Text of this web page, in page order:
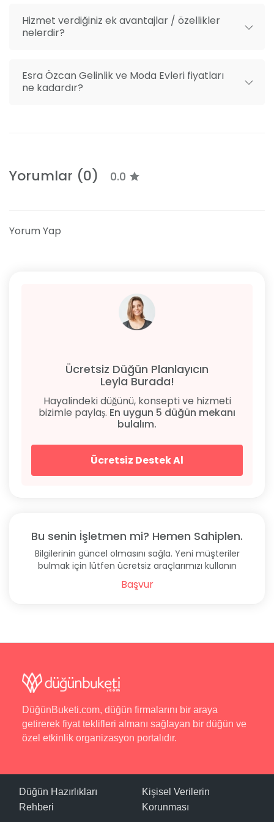
Burger King Karşı Çaprazı) Kadıköy/ İstanbul.
Hizmet verdiğiniz ek avantajlar / özellikler
nelerdir?
Esra Özcan Gelinlik ve Moda Evleri fiyatları
ne kadardır?
Yorumlar (0) 0.0
Yorum Yap
Ücretsiz Düğün Planlayıcın
Leyla Burada!
Hayalindeki düğünü, konsepti ve hizmeti
bizimle paylaş. En uygun 5 düğün mekanı
bulalım.
Ücretsiz Destek Al
Bu senin İşletmen mi? Hemen Sahiplen.
Bilgilerinin güncel olmasını sağla. Yeni müşteriler
bulmak için lütfen ücretsiz araçlarımızı kullanın
Başvur
DüğünBuketi.com, düğün firmalarını bir araya
getirerek fiyat teklifleri almanı sağlayan bir düğün ve
özel etkinlik organizasyon portalıdır.
Düğün Hazırlıkları
Rehberi
Kişisel Verilerin
Korunması